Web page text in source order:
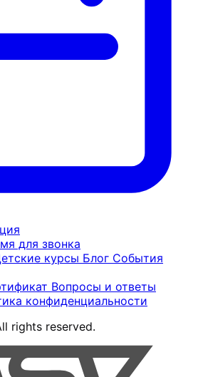
для звонка
курсы Блог События
Вопросы и ответы
конфиденциальности
rights reserved.